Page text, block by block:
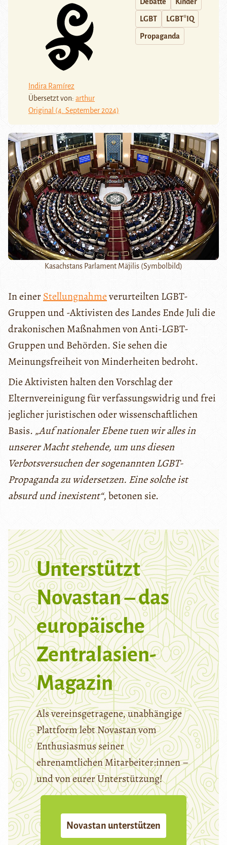
Indira Ramírez
Übersetzt von: arthur
Original (4. September 2024)
Debatte Kinder
LGBT LGBT*IQ
Propaganda
Kasachstans Parlament Mäjilis (Symbolbild)
In einerStellungnahmeverurteilten LGBT-
Gruppen und -Aktivisten des Landes Ende Juli die
drakonischen Maßnahmen von Anti-LGBT-
Gruppen und Behörden. Sie sehen die
Meinungsfreiheit von Minderheiten bedroht.
Die Aktivisten halten den Vorschlag der
Elternvereinigung für verfassungswidrig und frei
jeglicher juristischen oder wissenschaftlichen
Basis. „Auf nationaler Ebene tuen wir alles in
unserer Macht stehende, um uns diesen
Verbotsversuchen der sogenannten LGBT-
Propaganda zu widersetzen. Eine solche ist
absurd und inexistent“, betonen sie.
Unterstützt
Novastan – das
europäische
Zentralasien-
Magazin
Als vereinsgetragene, unabhängige
Plattform lebt Novastan vom
Enthusiasmus seiner
ehrenamtlichen Mitarbeiter:innen –
und von eurer Unterstützung!
Novastan unterstützen